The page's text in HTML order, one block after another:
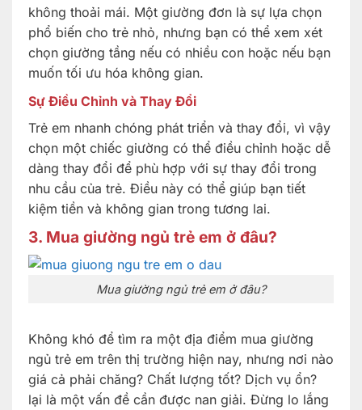
không thoải mái. Một giường đơn là sự lựa chọn
phổ biến cho trẻ nhỏ, nhưng bạn có thể xem xét
chọn giường tầng nếu có nhiều con hoặc nếu bạn
muốn tối ưu hóa không gian.
Sự Điều Chỉnh và Thay Đổi
Trẻ em nhanh chóng phát triển và thay đổi, vì vậy
chọn một chiếc giường có thể điều chỉnh hoặc dễ
dàng thay đổi để phù hợp với sự thay đổi trong
nhu cầu của trẻ. Điều này có thể giúp bạn tiết
kiệm tiền và không gian trong tương lai.
3. Mua giường ngủ trẻ em ở đâu?
Mua giường ngủ trẻ em ở đâu?
Không khó để tìm ra một địa điểm mua giường
ngủ trẻ em trên thị trường hiện nay, nhưng nơi nào
giá cả phải chăng? Chất lượng tốt? Dịch vụ ổn?
lại là một vấn đề cần được nan giải. Đừng lo lắng